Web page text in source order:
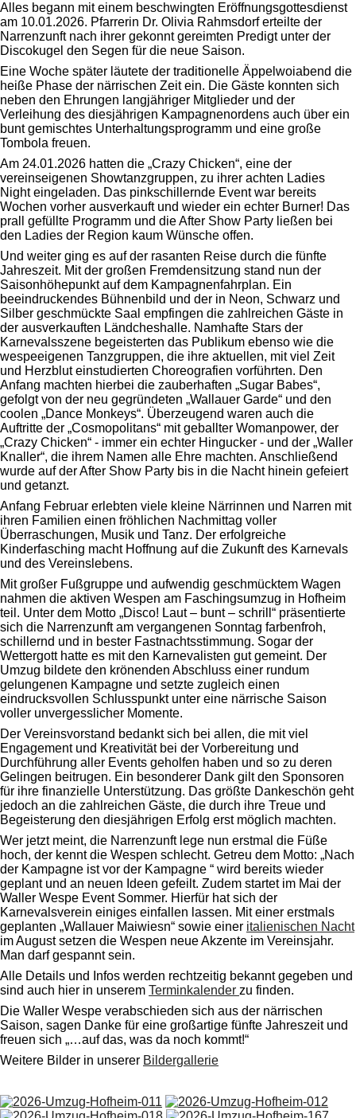
Alles begann mit einem beschwingten Eröffnungsgottesdienst
am 10.01.2026. Pfarrerin Dr. Olivia Rahmsdorf erteilte der
Narrenzunft nach ihrer gekonnt gereimten Predigt unter der
Discokugel den Segen für die neue Saison.
Eine Woche später läutete der traditionelle Äppelwoiabend die
heiße Phase der närrischen Zeit ein. Die Gäste konnten sich
neben den Ehrungen langjähriger Mitglieder und der
Verleihung des diesjährigen Kampagnenordens auch über ein
bunt gemischtes Unterhaltungsprogramm und eine große
Tombola freuen.
Am 24.01.2026 hatten die „Crazy Chicken“, eine der
vereinseigenen Showtanzgruppen, zu ihrer achten Ladies
Night eingeladen. Das pinkschillernde Event war bereits
Wochen vorher ausverkauft und wieder ein echter Burner! Das
prall gefüllte Programm und die After Show Party ließen bei
den Ladies der Region kaum Wünsche offen.
Und weiter ging es auf der rasanten Reise durch die fünfte
Jahreszeit. Mit der großen Fremdensitzung stand nun der
Saisonhöhepunkt auf dem Kampagnenfahrplan. Ein
beeindruckendes Bühnenbild und der in Neon, Schwarz und
Silber geschmückte Saal empfingen die zahlreichen Gäste in
der ausverkauften Ländcheshalle. Namhafte Stars der
Karnevalsszene begeisterten das Publikum ebenso wie die
wespeeigenen Tanzgruppen, die ihre aktuellen, mit viel Zeit
und Herzblut einstudierten Choreografien vorführten. Den
Anfang machten hierbei die zauberhaften „Sugar Babes“,
gefolgt von der neu gegründeten „Wallauer Garde“ und den
coolen „Dance Monkeys“. Überzeugend waren auch die
Auftritte der „Cosmopolitans“ mit geballter Womanpower, der
„Crazy Chicken“ - immer ein echter Hingucker - und der „Waller
Knaller“, die ihrem Namen alle Ehre machten. Anschließend
wurde auf der After Show Party bis in die Nacht hinein gefeiert
und getanzt.
Anfang Februar erlebten viele kleine Närrinnen und Narren mit
ihren Familien einen fröhlichen Nachmittag voller
Überraschungen, Musik und Tanz. Der erfolgreiche
Kinderfasching macht Hoffnung auf die Zukunft des Karnevals
und des Vereinslebens.
Mit großer Fußgruppe und aufwendig geschmücktem Wagen
nahmen die aktiven Wespen am Faschingsumzug in Hofheim
teil. Unter dem Motto „Disco! Laut – bunt – schrill“ präsentierte
sich die Narrenzunft am vergangenen Sonntag farbenfroh,
schillernd und in bester Fastnachtsstimmung. Sogar der
Wettergott hatte es mit den Karnevalisten gut gemeint. Der
Umzug bildete den krönenden Abschluss einer rundum
gelungenen Kampagne und setzte zugleich einen
eindrucksvollen Schlusspunkt unter eine närrische Saison
voller unvergesslicher Momente.
Der Vereinsvorstand bedankt sich bei allen, die mit viel
Engagement und Kreativität bei der Vorbereitung und
Durchführung aller Events geholfen haben und so zu deren
Gelingen beitrugen. Ein besonderer Dank gilt den Sponsoren
für ihre finanzielle Unterstützung. Das größte Dankeschön geht
jedoch an die zahlreichen Gäste, die durch ihre Treue und
Begeisterung den diesjährigen Erfolg erst möglich machten.
Wer jetzt meint, die Narrenzunft lege nun erstmal die Füße
hoch, der kennt die Wespen schlecht. Getreu dem Motto: „Nach
der Kampagne ist vor der Kampagne “ wird bereits wieder
geplant und an neuen Ideen gefeilt. Zudem startet im Mai der
Waller Wespe Event Sommer. Hierfür hat sich der
Karnevalsverein einiges einfallen lassen. Mit einer erstmals
geplanten „Wallauer Maiwiesn“ sowie einer italienischen Nacht
im August setzen die Wespen neue Akzente im Vereinsjahr.
Man darf gespannt sein.
Alle Details und Infos werden rechtzeitig bekannt gegeben und
sind auch hier in unserem Terminkalender zu finden.
Die Waller Wespe verabschieden sich aus der närrischen
Saison, sagen Danke für eine großartige fünfte Jahreszeit und
freuen sich „…auf das, was da noch kommt!“
Weitere Bilder in unserer Bildergallerie